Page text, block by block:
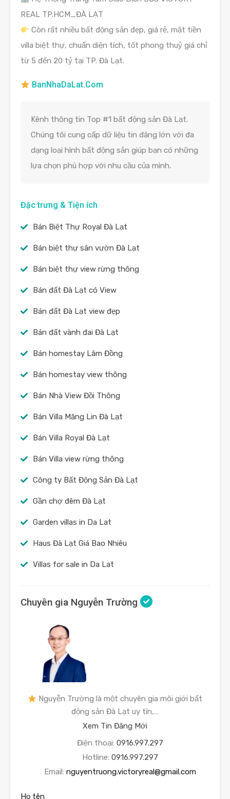
REAL TP.HCM_ĐÀ LẠT
Còn rất nhiều bất động sản đẹp, giá rẻ, mặt tiền
villa biệt thự, chuẩn diện tích, tốt phong thuỷ giá chỉ
từ 5 đến 20 tỷ tại TP. Đà Lạt.
BanNhaDaLat.Com
Kênh thông tin Top #1 bất động sản Đà Lạt.
Chúng tôi cung cấp dữ liệu tin đăng lớn với đa
dạng loại hình bất động sản giúp bạn có những
lựa chọn phù hợp với nhu cầu của mình.
Đặc trưng & Tiện ích
Bán Biệt Thự Royal Đà Lạt
Bán biệt thự sân vườn Đà Lạt
Bán biệt thự view rừng thông
Bán đất Đà Lạt có View
Bán đất Đà Lạt view đẹp
Bán đất vành đai Đà Lạt
Bán homestay Lâm Đồng
Bán homestay view thông
Bán Nhà View Đồi Thông
Bán Villa Măng Lin Đà Lạt
Bán Villa Royal Đà Lạt
Bán Villa view rừng thông
Công ty Bất Động Sản Đà Lạt
Gần chợ đêm Đà Lạt
Garden villas in Da Lat
Haus Đà Lạt Giá Bao Nhiêu
Villas for sale in Da Lat
Chuyên gia Nguyễn Trường
Nguyễn Trường là một chuyên gia môi giới bất
động sản Đà Lạt uy tín,…
Xem Tin Đăng Mới
Điện thoại: 0916.997.297
Hotline: 0916.997.297
Email: nguyentruong.victoryreal@gmail.com
Họ tên